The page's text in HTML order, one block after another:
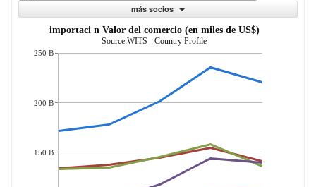
más socios
importaci n Valor del comercio (en miles de US$)
Source:WITS - Country Profile
250 B
200 B
150 B